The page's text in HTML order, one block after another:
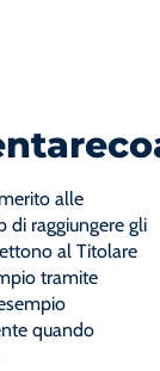
alle
di raggiungere gli
al Titolare
tramite
quando